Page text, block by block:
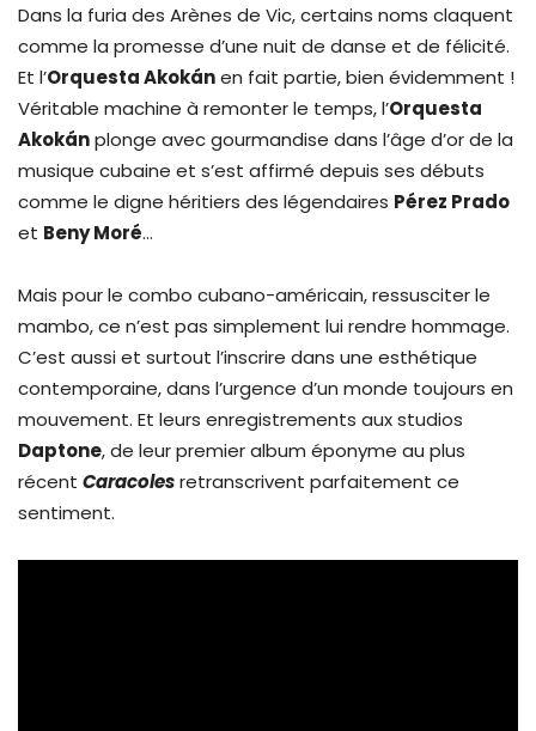
Dans la furia des Arènes de Vic, certains noms claquent
comme la promesse d’une nuit de danse et de félicité.
Et l’Orquesta Akokánen fait partie, bien évidemment !
Véritable machine à remonter le temps, l’Orquesta
Akokánplonge avec gourmandise dans l’âge d’or de la
musique cubaine et s’est affirmé depuis ses débuts
comme le digne héritiers des légendaires Pérez Prado
et Beny Moré…
Mais pour le combo cubano-américain, ressusciter le
mambo, ce n’est pas simplement lui rendre hommage.
C’est aussi et surtout l’inscrire dans une esthétique
contemporaine, dans l’urgence d’un monde toujours en
mouvement. Et leurs enregistrements aux studios
Daptone, de leur premier album éponyme au plus
récent Caracolesretranscrivent parfaitement ce
sentiment.